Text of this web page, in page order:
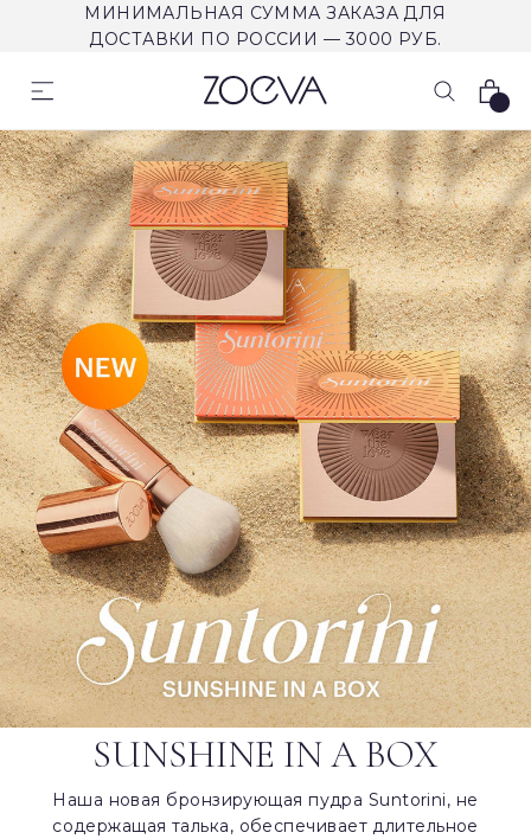
МИНИМАЛЬНАЯ СУММА ЗАКАЗА ДЛЯ
ДОСТАВКИ ПО РОССИИ — 3000 РУБ.
Корзина
SUNSHINE IN A BOX
Наша новая бронзирующая пудра Suntorini, не
содержащая талька, обеспечивает длительное